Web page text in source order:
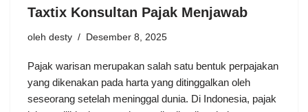
Taxtix Konsultan Pajak Menjawab
oleh desty Desember 8, 2025
Pajak warisan merupakan salah satu bentuk perpajakan
yang dikenakan pada harta yang ditinggalkan oleh
seseorang setelah meninggal dunia. Di Indonesia, pajak